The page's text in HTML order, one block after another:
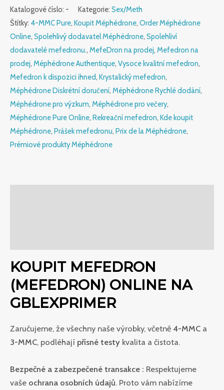
Katalogové číslo: - Kategorie: Sex/Meth
Štítky: 4-MMC Pure, Koupit Méphédrone, Order Méphédrone
Online, Spolehlivý dodavatel Méphédrone, Spolehliví
dodavatelé mefedronu., MefeDron na prodej, Mefedron na
prodej, Méphédrone Authentique, Vysoce kvalitní mefedron,
Mefedron k dispozici ihned, Krystalický mefedron,
Méphédrone Diskrétní doručení, Méphédrone Rychlé dodání,
Méphédrone pro výzkum, Méphédrone pro večery,
Méphédrone Pure Online, Rekreační mefedron, Kde koupit
Méphédrone, Prášek mefedronu, Prix de la Méphédrone,
Prémiové produkty Méphédrone
KOUPIT MEFEDRON
(MEFEDRON) ONLINE NA
GBLEXPRIMER
Zaručujeme, že všechny naše výrobky, včetně 4-MMC a
3-MMC, podléhají přísné testy kvalita a čistota.
Bezpečné a zabezpečené transakce : Respektujeme
vaše ochrana osobních údajů. Proto vám nabízíme